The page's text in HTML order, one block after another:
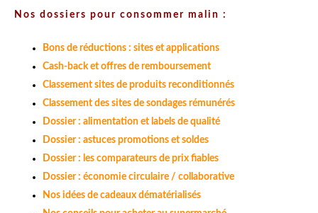
Nos dossiers pour consommer malin :
Bons de réductions : sites et applications
Cash-back et offres de remboursement
Classement sites de produits reconditionnés
Classement des sites de sondages rémunérés
Dossier : alimentation et labels de qualité
Dossier : astuces promotions et soldes
Dossier : les comparateurs de prix fiables
Dossier : économie circulaire / collaborative
Nos idées de cadeaux dématérialisés